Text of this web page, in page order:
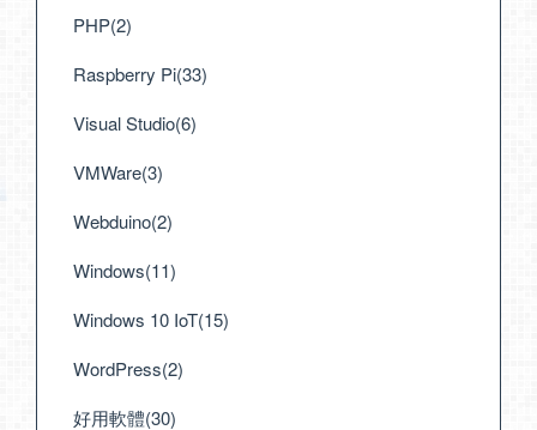
PHP(2)
Raspberry Pi(33)
Visual Studio(6)
VMWare(3)
Webduino(2)
Windows(11)
Windows 10 IoT(15)
WordPress(2)
好用軟體(30)